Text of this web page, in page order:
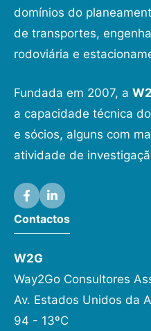
domínios do
de transportes,
rodoviária e
Fundada em 2007, a
a capacidade técnica
e sócios, alguns com
atividade de
Contactos
W2G
Way2Go Consultores
Av. Estados Unidos da
94 - 13ºC